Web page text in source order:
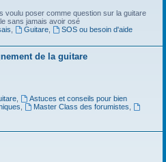
voulu poser comme question sur la guitare
sans jamais avoir osé
Guitare,
SOS ou besoin d'aide
de la guitare
,
Astuces et conseils pour bien
Master Class des forumistes